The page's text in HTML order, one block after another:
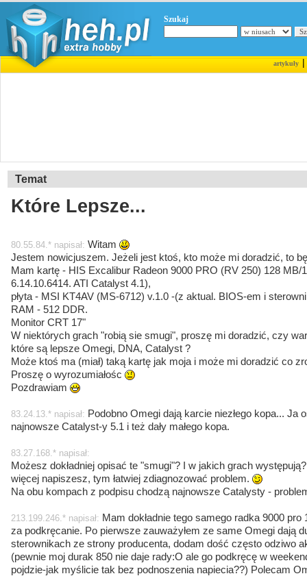
Szukaj
artykuły|
Temat
Które Lepsze...
80.55.84.* napisał: Witam
Jestem nowicjuszem. Jeżeli jest ktoś, kto może mi doradzić, to
Mam kartę - HIS Excalibur Radeon 9000 PRO (RV 250) 128 MB/
6.14.10.6414. ATI Catalyst 4.1),
płyta - MSI KT4AV (MS-6712) v.1.0 -(z aktual. BIOS-em i
RAM - 512 DDR.
Monitor CRT 17"
W niektórych grach "robią sie smugi", proszę mi doradzić, czy
które są lepsze Omegi, DNA, Catalyst ?
Może ktoś ma (miał) taką kartę jak moja i może mi doradzić co
Proszę o wyrozumiałośc
Pozdrawiam
83.24.13.* napisał: Podobno Omegi dają karcie niezłego kopa... Ja
najnowsze Catalyst-y 5.1 i też dały małego kopa.
83.27.168.* napisał:
Możesz dokładniej opisać te "smugi"? I w jakich grach
więcej napiszesz, tym łatwiej zdiagnozować problem.
Na obu kompach z podpisu chodzą najnowsze Catalysty -
213.199.246.* napisał: Mam dokładnie tego samego radka 9000
za podkręcanie. Po pierwsze zauważyłem ze same Omegi dają
sterownikach ze strony producenta, dodam dość często odziwo
(pewnie moj durak 850 nie daje rady:O ale go podkręcę w
pojdzie-jak myślicie tak bez podnoszenia napiecia??) Polecam